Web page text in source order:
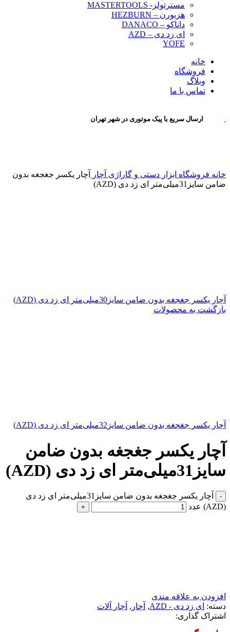
مسترتولز- MASTERTOOLS
هزبورن – HEZBURN
داناکو – DANACO
ای زد دی – AZD
YOFE
خانه
فروشگاه
وبلاگ
تماس با ما
ارسال سریع با پیک موتوری در شهر تهران
خانه فروشگاه ابزار دستی و گاراژی آچار
آچار یکسر جغجغه بدون
ضامن سایز31میلی‌متر ای زد دی (AZD)
آچار یکسر جغجغه بدون ضامن سایز30میلی‌متر ای زد دی (AZD)
بازگشت به محصولات
آچار یکسر جغجغه بدون ضامن سایز32میلی‌متر ای زد دی (AZD)
آچار یکسر جغجغه بدون ضامن
سایز31میلی‌متر ای زد دی (AZD)
آچار یکسر جغجغه بدون ضامن سایز31میلی‌متر ای زد دی
(AZD) عدد
افزودن به علاقه مندی
دسته: ای زد دی - AZD , آچار , آچار آلات
اشتراک گذاری: